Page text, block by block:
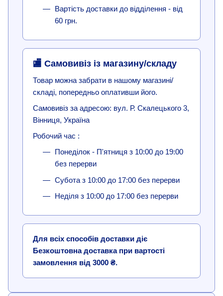
Вартість доставки до відділення - від
60 грн.
🏬 Самовивіз із магазину/складу
Товар можна забрати в нашому магазині/
складі, попередньо оплативши його.
Самовивіз за адресою: вул. Р. Скалецького 3,
Вінниця, Україна
Робочий час :
Понеділок - П'ятниця з 10:00 до 19:00
без перерви
Субота з 10:00 до 17:00 без перерви
Неділя з 10:00 до 17:00 без перерви
Для всіх способів доставки діє
Безкоштовна доставка при вартості
замовлення від 3000 ₴.